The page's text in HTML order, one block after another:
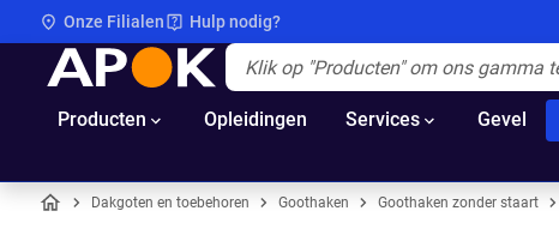
Onze Filialen Hulp nodig?
APOK
Producten Opleidingen Services Gevel
Dakgoten en toebehoren Goothaken Goothaken zonder staart